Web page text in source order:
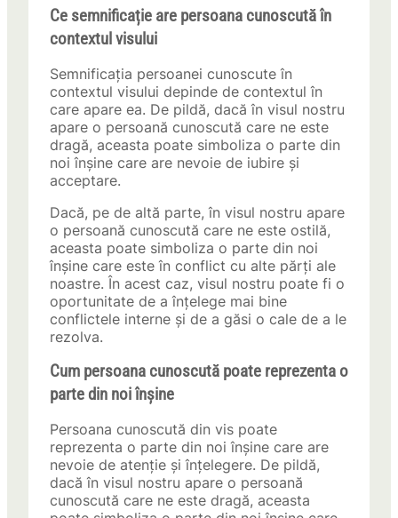
Ce semnificație are persoana cunoscută în
contextul visului
Semnificația persoanei cunoscute în
contextul visului depinde de contextul în
care apare ea. De pildă, dacă în visul nostru
apare o persoană cunoscută care ne este
dragă, aceasta poate simboliza o parte din
noi înșine care are nevoie de iubire și
acceptare.
Dacă, pe de altă parte, în visul nostru apare
o persoană cunoscută care ne este ostilă,
aceasta poate simboliza o parte din noi
înșine care este în conflict cu alte părți ale
noastre. În acest caz, visul nostru poate fi o
oportunitate de a înțelege mai bine
conflictele interne și de a găsi o cale de a le
rezolva.
Cum persoana cunoscută poate reprezenta o
parte din noi înșine
Persoana cunoscută din vis poate
reprezenta o parte din noi înșine care are
nevoie de atenție și înțelegere. De pildă,
dacă în visul nostru apare o persoană
cunoscută care ne este dragă, aceasta